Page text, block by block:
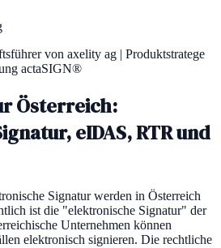
von axelity ag | Produktstratege
actaSIGN®
Österreich:
eIDAS, RTR und
Signatur werden in Österreich
ist die "elektronische Signatur" der
Unternehmen können
elektronisch signieren. Die rechtliche